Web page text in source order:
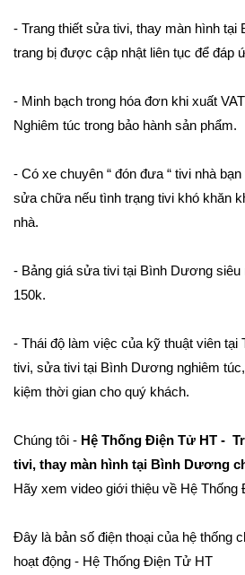
- Trang thiết sửa tivi, thay màn hình
trang bị được cập nhật liên tục để đáp
- Minh bạch trong hóa đơn khi xuất
Nghiêm túc trong bảo hành sản phẩm.
- Có xe chuyên “ đón đưa “ tivi nhà
sửa chữa nếu tình trạng tivi khó khăn
nhà.
- Bảng giá sửa tivi tại Bình Dương
150k.
- Thái độ làm việc của kỹ thuật viên tại
tivi, sửa tivi tại Bình Dương nghiêm
kiệm thời gian cho quý khách.
Chúng tôi - Hệ Thống Điện Tử HT -
tivi, thay màn hình tại Bình Dương
Hãy xem video giới thiệu về Hệ
Đây là bản số điện thoại của hệ thống
hoạt động - Hệ Thống Điện Tử HT